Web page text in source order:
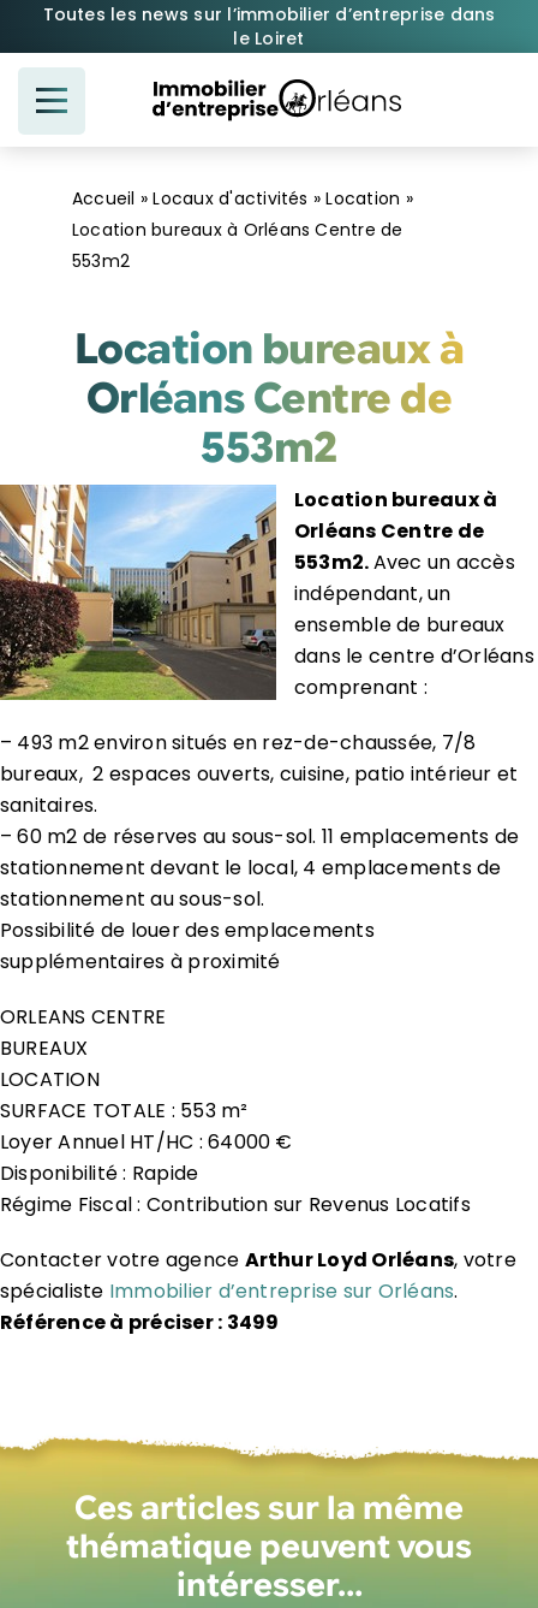
Passer
contenu
Toutes les news sur l’immobilier d’entreprise dans
le Loiret
Accueil »Locaux d'activités »Location »
Location bureaux à Orléans Centre de
553m2
Location bureaux à
Orléans Centre de
553m2
Location bureaux à
Orléans Centre de
553m2.Avec un accès
indépendant, un
ensemble de bureaux
dans le centre d’Orléans
comprenant :
– 493 m2 environ situés en rez-de-chaussée, 7/8
bureaux, 2 espaces ouverts, cuisine, patio intérieur et
sanitaires.
– 60 m2 de réserves au sous-sol. 11 emplacements de
stationnement devant le local, 4 emplacements de
stationnement au sous-sol.
Possibilité de louer des emplacements
supplémentaires à proximité
ORLEANS CENTRE
BUREAUX
LOCATION
SURFACE TOTALE : 553 m²
Loyer Annuel HT/HC : 64000 €
Disponibilité : Rapide
Régime Fiscal : Contribution sur Revenus Locatifs
Contacter votre agence Arthur Loyd Orléans, votre
spécialiste Immobilier d’entreprise sur Orléans.
Référence à préciser : 3499
Ces articles sur la même
thématique peuvent vous
intéresser…